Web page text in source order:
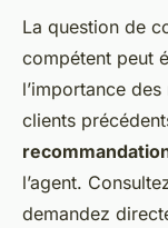
La question de
compétent peut
l’importance
clients
l’agent.
demandez